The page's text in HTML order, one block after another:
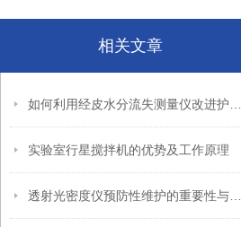
相关文章
实验室行星搅拌机的优势及工作原理